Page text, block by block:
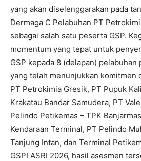
yang akan diselenggarakan pada
Dermaga C Pelabuhan PT
sebagai salah satu peserta GSP.
momentum yang tepat untuk
GSP kepada 8 (delapan)
yang telah menunjukkan komitmen
PT Petrokimia Gresik, PT Pupuk
Krakatau Bandar Samudera, PT
Pelindo Petikemas – TPK
Kendaraan Terminal, PT Pelindo
Tanjung Intan, dan Terminal
GSPI ASRI 2026, hasil asesmen